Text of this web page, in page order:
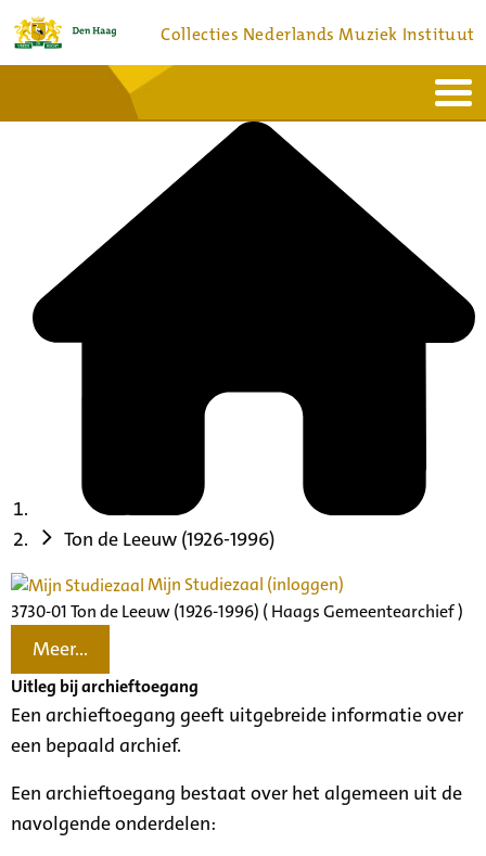
Collecties Nederlands Muziek Instituut
Bronnen en collecties
Ton de Leeuw (1926-1996)
Mijn Studiezaal (inloggen)
3730-01 Ton de Leeuw (1926-1996) ( Haags Gemeentearchief )
Meer...
Uitleg bij archieftoegang
Een archieftoegang geeft uitgebreide informatie over
een bepaald archief.
Een archieftoegang bestaat over het algemeen uit de
navolgende onderdelen: